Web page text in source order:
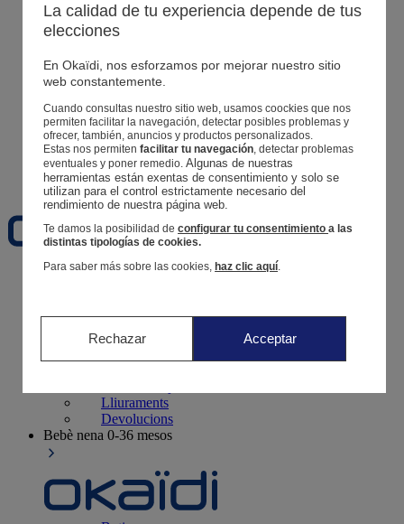
Botigues
La teva informació
Segueix una comanda
Cistella
Favorits
Lliuraments
Devolucions
Bebè nena 0-36 mesos
La calidad de tu experiencia depende de tus
elecciones
En Okaïdi, nos esforzamos por mejorar nuestro sitio
web constantemente.
Cuando consultas nuestro sitio web, usamos coockies que nos
permiten facilitar la navegación, detectar posibles problemas y
ofrecer, también, anuncios y productos personalizados.
Estas nos permitenfacilitar tu navegación, detectar problemas
eventuales y poner remedio.Algunas de nuestras
herramientas están exentas de consentimiento y solo se
utilizan para el control estrictamente necesario del
rendimiento de nuestra página web.
Te damos la posibilidad deconfigurar tu consentimientoa las
distintas tipologías de cookies.
Para saber más sobre las cookies, haz clic aquí.
Rechazar Acceptar